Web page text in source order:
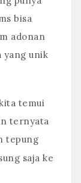
bisa
adonan
yang unik
temui
ternyata
tepung
saja ke